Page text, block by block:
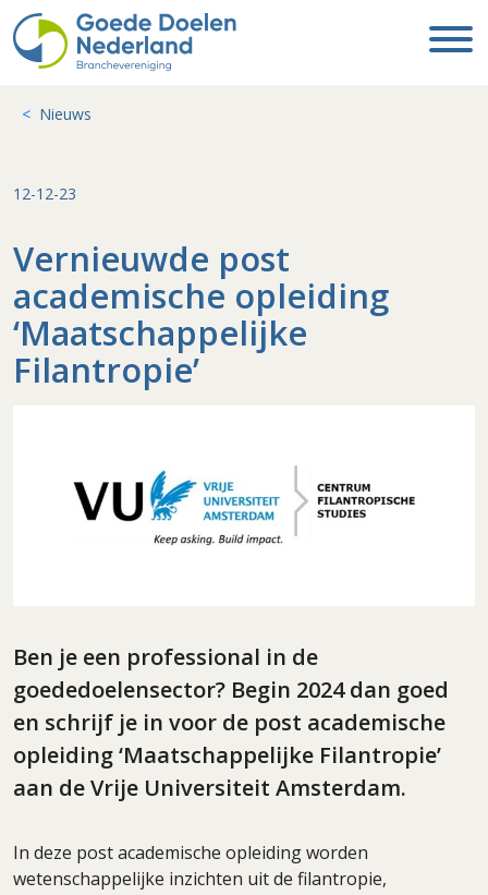
Nieuws
12-12-23
Vernieuwde post
academische opleiding
‘Maatschappelijke
Filantropie’
Ben je een professional in de
goededoelensector? Begin 2024 dan goed
en schrijf je in voor de post academische
opleiding ‘Maatschappelijke Filantropie’
aan de Vrije Universiteit Amsterdam.
In deze post academische opleiding worden
wetenschappelijke inzichten uit de filantropie,